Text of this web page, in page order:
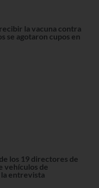
la vacuna contra
se agotaron cupos en
los 19 directores de
vehículos de
la entrevista